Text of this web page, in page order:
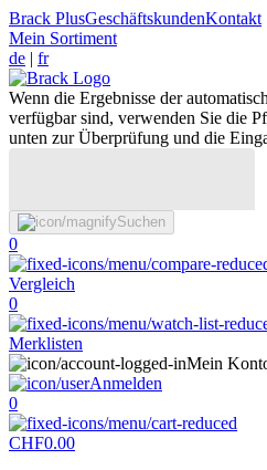
Brack PlusGeschäftskundenKontakt
Mein Sortiment
de | fr
Wenn die Ergebnisse der
verfügbar sind, verwenden Sie die
unten zur Überprüfung und die
Suchen
0
Vergleich
0
Merklisten
Mein
Anmelden
0
CHF0.00